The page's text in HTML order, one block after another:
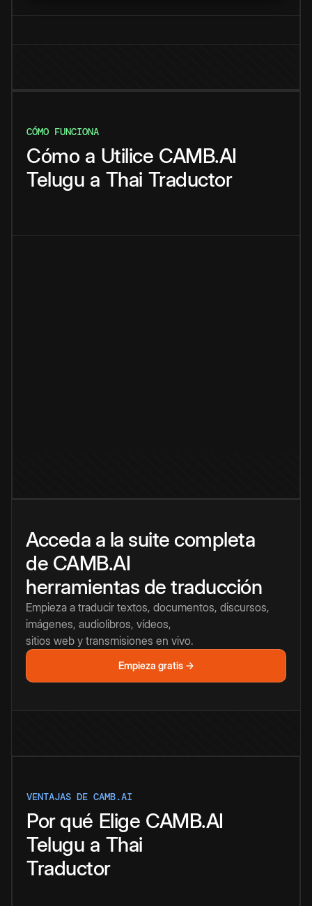
CÓMO FUNCIONA
Cómo a Utilice CAMB.AI
Telugu a Thai Traductor
Acceda a la suite completa
de CAMB.AI
herramientas de traducción
Empieza a traducir textos, documentos, discursos,
imágenes, audiolibros, vídeos,
sitios web y transmisiones en vivo.
Empieza gratis →
VENTAJAS DE CAMB.AI
Por qué Elige CAMB.AI
Telugu a Thai
Traductor